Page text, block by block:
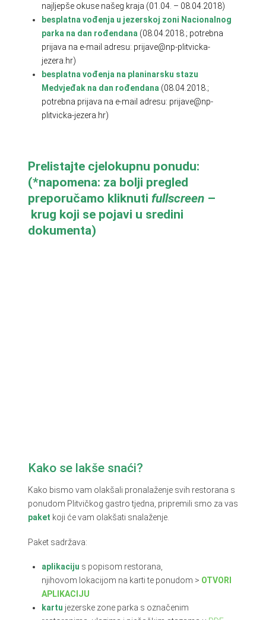
najljepše okuse našeg kraja (01.04. – 08.04.2018)
besplatna vođenja u jezerskoj zoni Nacionalnog
parka na dan rođendana (08.04.2018.; potrebna
prijava na e-mail adresu: prijave@np-plitvicka-
jezera.hr)
besplatna vođenja na planinarsku stazu
Medvjeđak na dan rođendana (08.04.2018.;
potrebna prijava na e-mail adresu: prijave@np-
plitvicka-jezera.hr)
Prelistajte cjelokupnu ponudu:
(*napomena: za bolji pregled
preporučamo kliknuti fullscreen–
krug koji se pojavi u sredini
dokumenta)
Kako se lakše snaći?
Kako bismo vam olakšali pronalaženje svih restorana s
ponudom Plitvičkog gastro tjedna, pripremili smo za vas
paket koji će vam olakšati snalaženje.
Paket sadržava:
aplikaciju s popisom restorana,
njihovom lokacijom na karti te ponudom > OTVORI
APLIKACIJU
kartu jezerske zone parka s označenim